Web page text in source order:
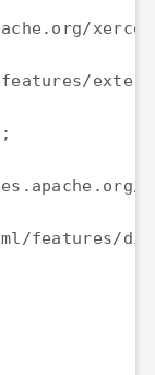
features/
features/